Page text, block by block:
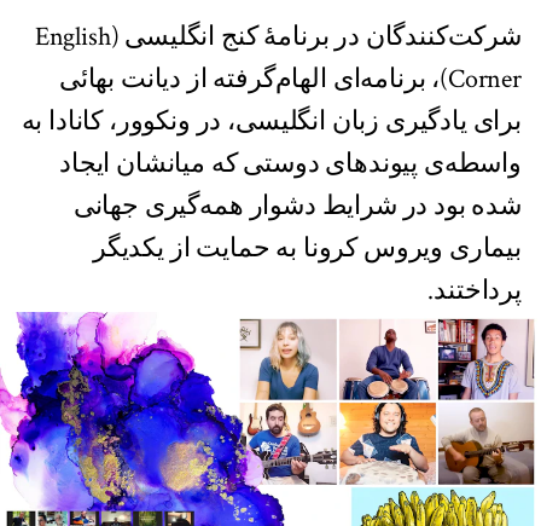
شرکت‌کنندگان در برنامۀ کنج انگلیسی (English
Corner)، برنامه‌ای الهام‌گرفته از دیانت بهائی
برای یادگیری زبان انگلیسی، در ونکوور، کانادا به
واسطه‌ی پیوندهای دوستی که میانشان ایجاد
شده بود در شرایط دشوار همه‌گیری جهانی
بیماری ویروس کرونا به حمایت از یکدیگر
پرداختند.